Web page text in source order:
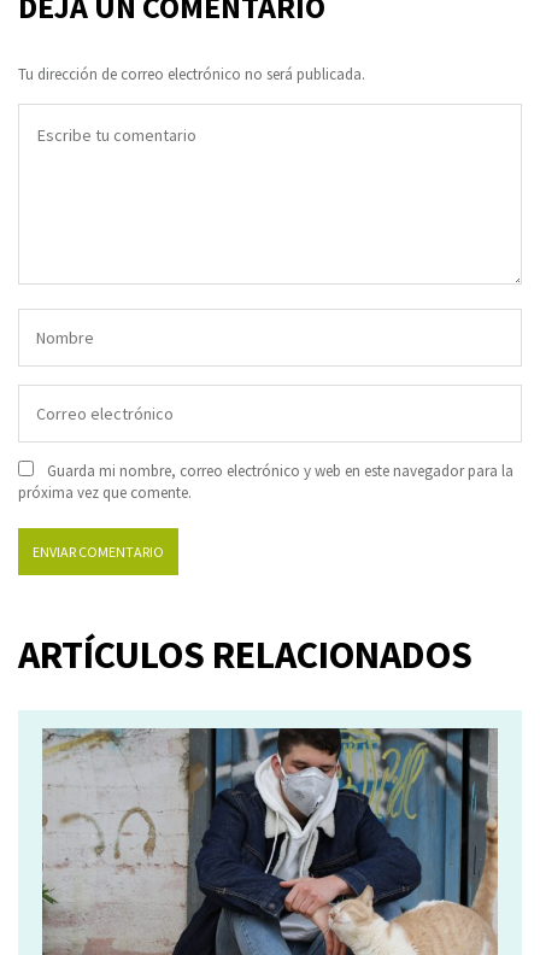
Tu dirección de correo electrónico no será publicada.
Guarda mi nombre, correo electrónico y web en este navegador para la
próxima vez que comente.
ARTÍCULOS RELACIONADOS